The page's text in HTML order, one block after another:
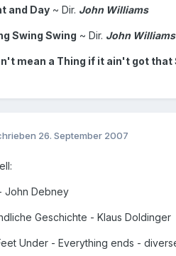
and Day ~ Dir. John Williams
Swing Swing ~ Dir. John Williams
mean a Thing if it ain't got that
26. September 2007
John Debney
Geschichte - Klaus Doldinger
Under - Everything ends -